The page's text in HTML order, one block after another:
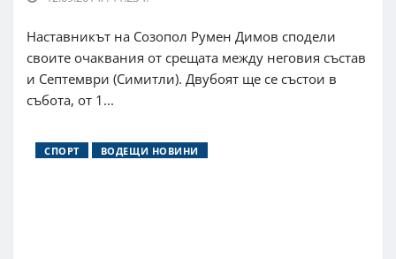
Наставникът на Созопол Румен Димов сподели
своите очаквания от срещата между неговия състав
и Септември (Симитли). Двубоят ще се състои в
събота, от 1...
СПОРТ ВОДЕЩИ НОВИНИ